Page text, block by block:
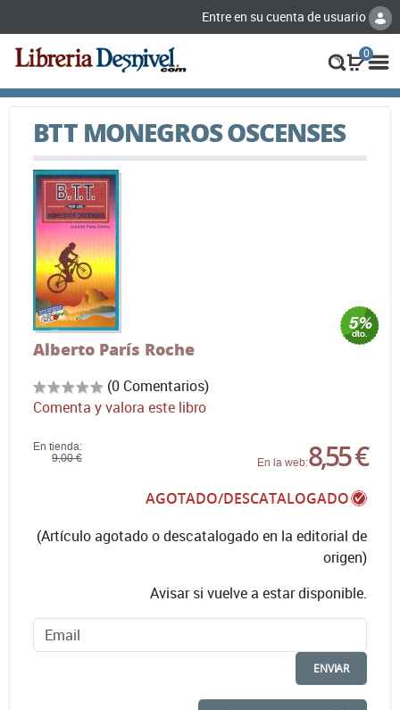
Entre en su cuenta de usuario
0
BTT MONEGROS OSCENSES
Alberto París Roche
(0 Comentarios)
Comenta y valora este libro
En tienda:
9,00 €
En la web:8,55 €
AGOTADO/DESCATALOGADO
(Artículo agotado o descatalogado en la editorial de
origen)
Avisar si vuelve a estar disponible.
ENVIAR